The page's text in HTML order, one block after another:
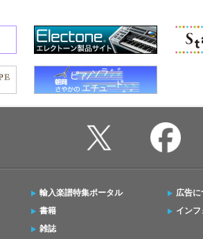
輸入楽譜特集ポータル
書籍
雑誌
広告に
インフ